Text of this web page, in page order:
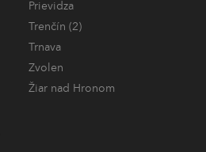
Prievidza
Trenčín (2)
Trnava
Zvolen
Žiar nad Hronom